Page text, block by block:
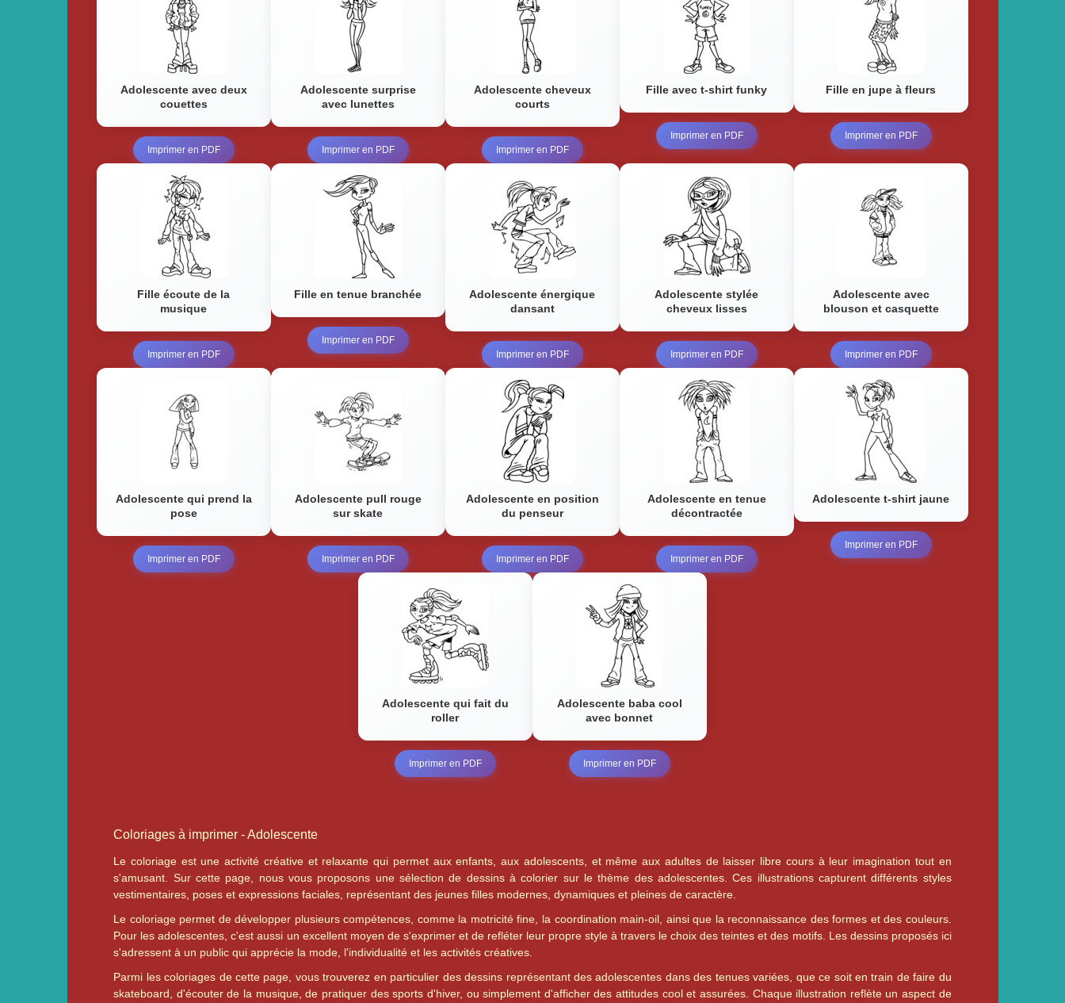
Adolescente avec deux
couettes
Imprimer en PDF
Adolescente surprise
avec lunettes
Imprimer en PDF
Adolescente cheveux
courts
Imprimer en PDF
Fille avec t-shirt funky
Imprimer en PDF
Fille en jupe à fleurs
Imprimer en PDF
Fille écoute de la
musique
Imprimer en PDF
Fille en tenue branchée
Imprimer en PDF
Adolescente énergique
dansant
Imprimer en PDF
Adolescente stylée
cheveux lisses
Imprimer en PDF
Adolescente avec
blouson et casquette
Imprimer en PDF
Adolescente qui prend la
pose
Imprimer en PDF
Adolescente pull rouge
sur skate
Imprimer en PDF
Adolescente en position
du penseur
Imprimer en PDF
Adolescente en tenue
décontractée
Imprimer en PDF
Adolescente t-shirt jaune
Imprimer en PDF
Adolescente qui fait du
roller
Imprimer en PDF
Adolescente baba cool
avec bonnet
Imprimer en PDF
Coloriages à imprimer - Adolescente
Le coloriage est une activité créative et relaxante qui permet aux enfants, aux adolescents, et même aux adultes de laisser libre cours à leur imagination tout en
s'amusant. Sur cette page, nous vous proposons une sélection de dessins à colorier sur le thème des adolescentes. Ces illustrations capturent différents styles
vestimentaires, poses et expressions faciales, représentant des jeunes filles modernes, dynamiques et pleines de caractère.
Le coloriage permet de développer plusieurs compétences, comme la motricité fine, la coordination main-oil, ainsi que la reconnaissance des formes et des couleurs.
Pour les adolescentes, c'est aussi un excellent moyen de s'exprimer et de refléter leur propre style à travers le choix des teintes et des motifs. Les dessins proposés ici
s'adressent à un public qui apprécie la mode, l'individualité et les activités créatives.
Parmi les coloriages de cette page, vous trouverez en particulier des dessins représentant des adolescentes dans des tenues variées, que ce soit en train de faire du
skateboard, d'écouter de la musique, de pratiquer des sports d'hiver, ou simplement d'afficher des attitudes cool et assurées. Chaque illustration reflète un aspect de